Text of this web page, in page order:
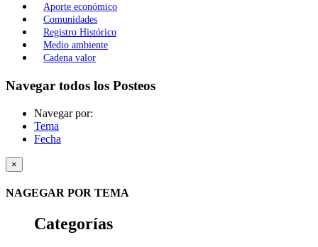
Aporte económico
Comunidades
Registro Histórico
Medio ambiente
Cadena valor
Navegar todos los Posteos
Navegar por:
Tema
Fecha
×
NAGEGAR POR TEMA
Categorías